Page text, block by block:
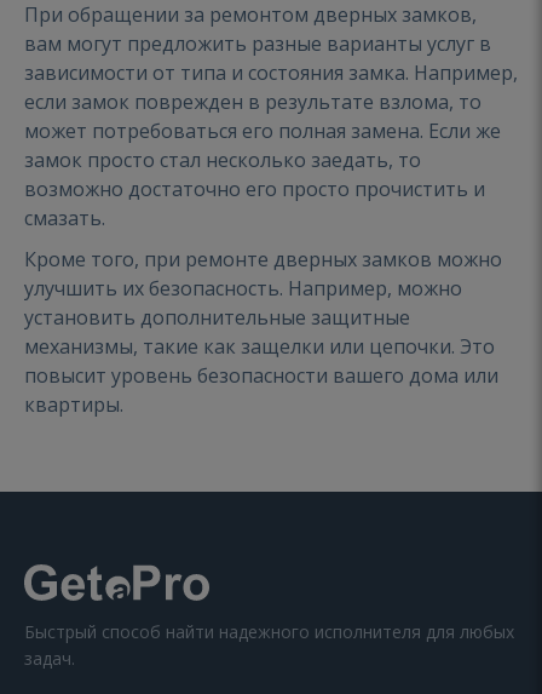
При обращении за ремонтом дверных замков,
вам могут предложить разные варианты услуг в
зависимости от типа и состояния замка. Например,
если замок поврежден в результате взлома, то
может потребоваться его полная замена. Если же
замок просто стал несколько заедать, то
возможно достаточно его просто прочистить и
смазать.
Кроме того, при ремонте дверных замков можно
улучшить их безопасность. Например, можно
установить дополнительные защитные
механизмы, такие как защелки или цепочки. Это
повысит уровень безопасности вашего дома или
квартиры.
Быстрый способ найти надежного исполнителя для любых
задач.